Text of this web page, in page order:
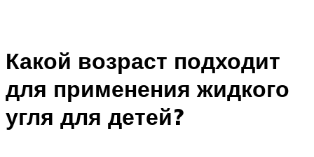
Какой возраст подходит
для применения жидкого
угля для детей?